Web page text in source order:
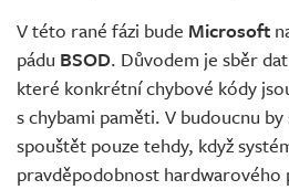
V této rané fázi bude Microsoft
pádu BSOD. Důvodem je sběr
které konkrétní chybové kódy
s chybami paměti. V budoucnu
spouštět pouze tehdy, když
pravděpodobnost hardwarového